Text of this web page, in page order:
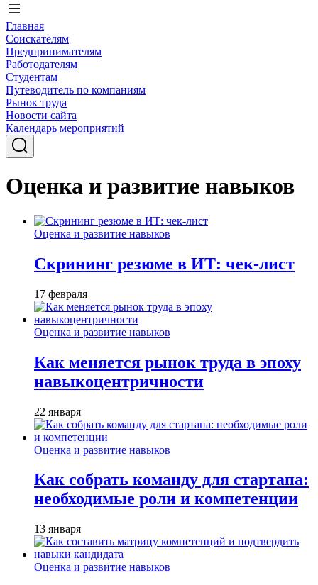
Главная
Соискателям
Предпринимателям
Работодателям
Студентам
Путеводитель по компаниям
Рынок труда
Новости сайта
Календарь мероприятий
Оценка и развитие навыков
Оценка и развитие навыков
Скрининг резюме в ИТ: чек-лист
17 февраля
Оценка и развитие навыков
Как меняется рынок труда в эпоху
навыкоцентричности
22 января
Оценка и развитие навыков
Как собрать команду для стартапа:
необходимые роли и компетенции
13 января
Оценка и развитие навыков